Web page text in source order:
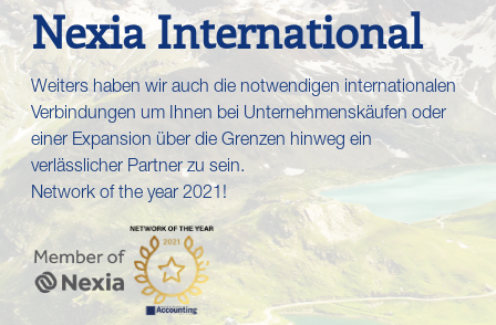
Nexia International
Weiters haben wir auch die notwendigen internationalen
Verbindungen um Ihnen bei Unternehmenskäufen oder
einer Expansion über die Grenzen hinweg ein
verlässlicher Partner zu sein.
Network of the year 2021!